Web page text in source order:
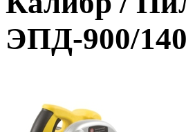
ЭПД-900/